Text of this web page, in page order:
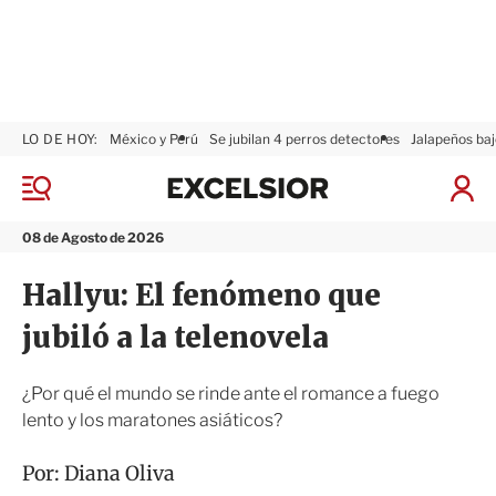
M
n
08 de Agosto de 2026
LO DE HOY: México y Perú Se jubilan 4 perros detectores Jalapeños
I
x
i
r
Hallyu: El fenómeno que
jubiló a la telenovela
¿Por qué el mundo se rinde ante el romance a fuego
lento y los maratones asiáticos?
Por: Diana Oliva